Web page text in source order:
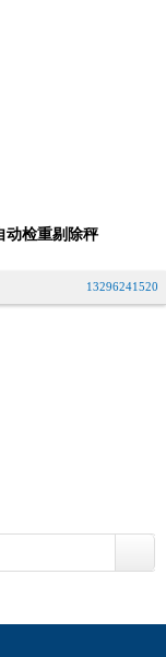
动检重剔除秤
13296241520